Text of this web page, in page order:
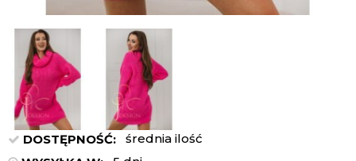
DOSTĘPNOŚĆ:
średnia ilość